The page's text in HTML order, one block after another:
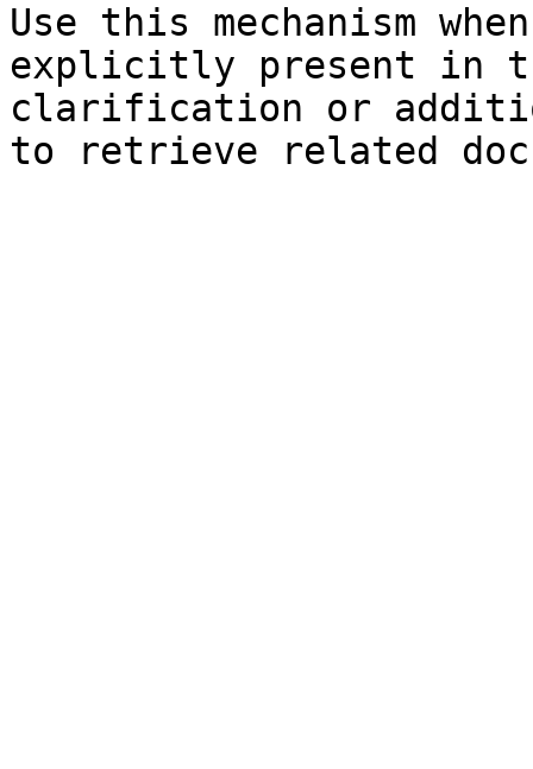
Use this mechanism
explicitly present in
clarification or